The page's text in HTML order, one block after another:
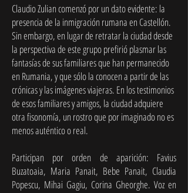
Claudio Zulian comenzó por un dato evidente: la
presencia de la inmigración rumana en Castellón.
Sin embargo, en lugar de retratar la ciudad desde
la perspectiva de este grupo prefirió plasmar las
fantasías de sus familiares que han permanecido
en Rumania, y que sólo la conocen a partir de las
crónicas y las imágenes viajeras. En los testimonios
de esos familiares y amigos, la ciudad adquiere
otra fisonomía, un rostro que por imaginado no es
menos auténtico o real.
Participan por orden de aparición: Favius
Buzatoaia, Maria Panait, Bebe Panait, Claudia
Popescu, Mihai Gagiu, Corina Gheorghe. Voz en